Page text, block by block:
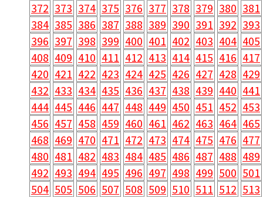
372 373 374 375 376 377 378 379 380 381
384 385 386 387 388 389 390 391 392 393
396 397 398 399 400 401 402 403 404 405
408 409 410 411 412 413 414 415 416 417
420 421 422 423 424 425 426 427 428 429
432 433 434 435 436 437 438 439 440 441
444 445 446 447 448 449 450 451 452 453
456 457 458 459 460 461 462 463 464 465
468 469 470 471 472 473 474 475 476 477
480 481 482 483 484 485 486 487 488 489
492 493 494 495 496 497 498 499 500 501
504 505 506 507 508 509 510 511 512 513